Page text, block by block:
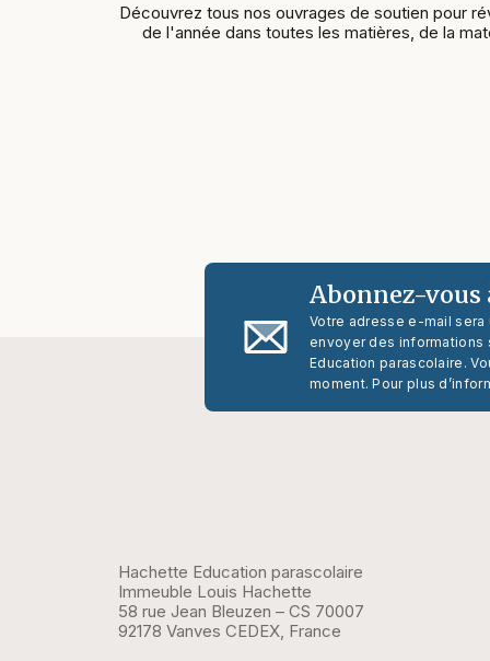
Découvrez tous nos ouvrages de soutien pour
de l'année dans toutes les matières, de la
Abonnez-
Votre adresse e-mail
envoyer des informations
Education parascolaire.
moment. Pour plus
Hachette Education parascolaire
Immeuble Louis Hachette
58 rue Jean Bleuzen – CS 70007
92178 Vanves CEDEX, France